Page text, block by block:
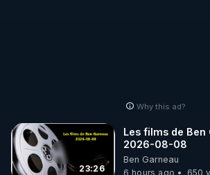
🌱 INSTAGRAM
Why this ad?
23:26
Les films de Ben
2026-08-08
Ben Garneau
6 hours ago
650